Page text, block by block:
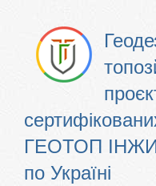
ГЕОТОП
по Україні